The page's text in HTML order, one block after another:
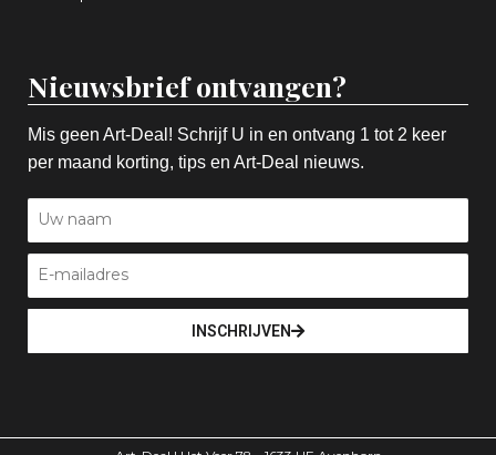
Nieuwsbrief ontvangen?
Mis geen Art-Deal! Schrijf U in en ontvang 1 tot 2 keer
per maand korting, tips en Art-Deal nieuws.
INSCHRIJVEN